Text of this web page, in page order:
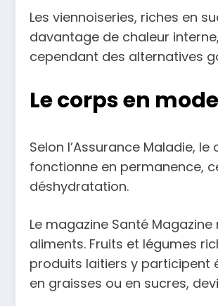
Les viennoiseries, riches en
davantage de chaleur
cependant des alternatives
Le corps en
Selon l’Assurance Maladie,
fonctionne en permanence,
déshydratation.
Le magazine Santé
aliments. Fruits et légumes
produits laitiers y participent
en graisses ou en sucres,